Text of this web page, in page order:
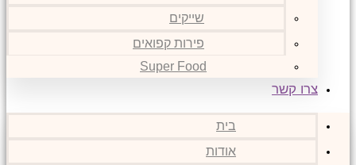
שייקים
פירות קפואים
Super Food
צרו קשר
בית
אודות